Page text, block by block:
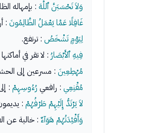
وَلاَ تَحْسَبَنَّ ٱللَّهَ : بإمهاله
غَافِلًا عَمَّا يَعْمَلُ الظَّالِمُونَ :
لِيَوْمٍ تَشْخَصُ : ترتفع.
فِيهِ ٱلأَبْصَارُ : لا تقر في
مُهْطِعِينَ : مسرعين إلى
مُقْنِعِي : رافعي رُءُوسِهِمْ :
لاَ يَرْتَدُّ إِلَيْهِمْ طَرْفُهُمْ :
وَأَفْئِدَتُهُمْ هَوَآءٌ : خالية عن